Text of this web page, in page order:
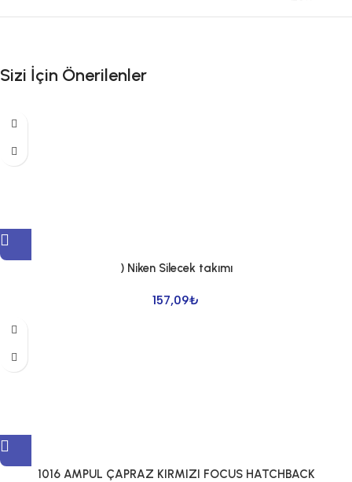
Sizi İçin Önerilenler
) Niken Silecek takımı
157,09₺
1016 AMPUL ÇAPRAZ KIRMIZI FOCUS HATCHBACK